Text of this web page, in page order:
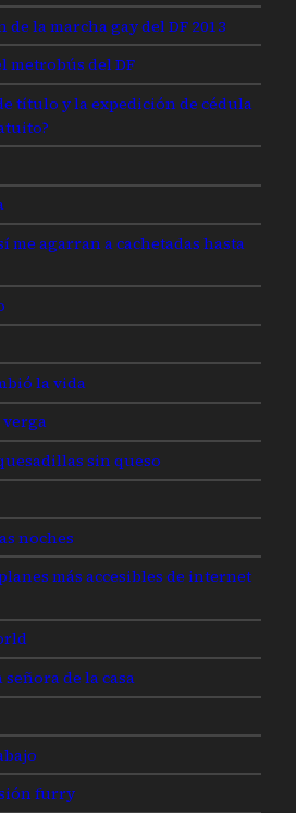
la marcha gay del DF 2013
metrobús del DF
título y la expedición de cédula
me agarran a cachetadas hasta
la vida
verga
sin queso
noches
más accesibles de internet
de la casa
furry